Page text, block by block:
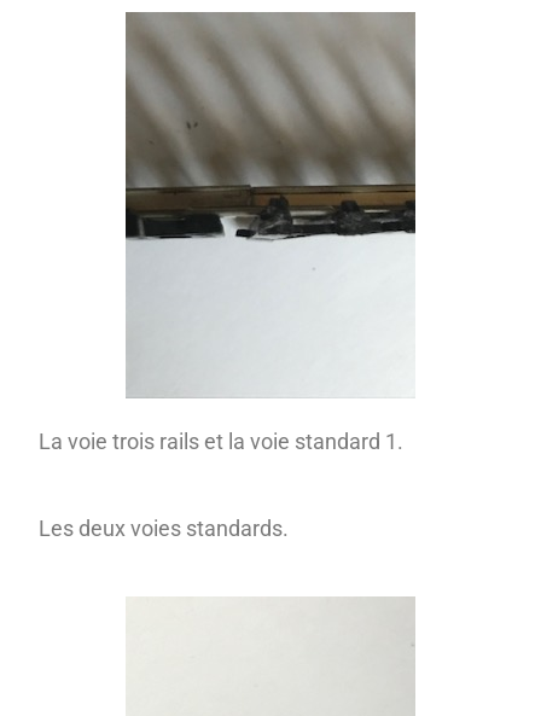
La voie trois rails et la voie standard 1.
Les deux voies standards.